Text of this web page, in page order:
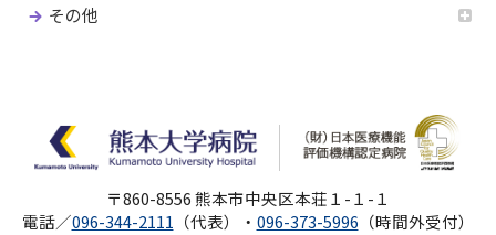
その他
〒860-8556 熊本市中央区本荘１-１-１
電話／096-344-2111 （代表）・ 096-373-5996 （時間外受付）